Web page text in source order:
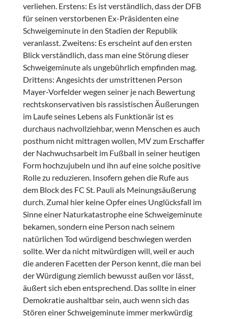
verliehen. Erstens: Es ist verständlich, dass der DFB
für seinen verstorbenen Ex-Präsidenten eine
Schweigeminute in den Stadien der Republik
veranlasst. Zweitens: Es erscheint auf den ersten
Blick verständlich, dass man eine Störung dieser
Schweigeminute als ungebührlich empfinden mag.
Drittens: Angesichts der umstrittenen Person
Mayer-Vorfelder wegen seiner je nach Bewertung
rechtskonservativen bis rassistischen Äußerungen
im Laufe seines Lebens als Funktionär ist es
durchaus nachvollziehbar, wenn Menschen es auch
posthum nicht mittragen wollen, MV zum Erschaffer
der Nachwuchsarbeit im Fußball in seiner heutigen
Form hochzujubeln und ihn auf eine solche positive
Rolle zu reduzieren. Insofern gehen die Rufe aus
dem Block des FC St. Pauli als Meinungsäußerung
durch. Zumal hier keine Opfer eines Unglücksfall im
Sinne einer Naturkatastrophe eine Schweigeminute
bekamen, sondern eine Person nach seinem
natürlichen Tod würdigend beschwiegen werden
sollte. Wer da nicht mitwürdigen will, weil er auch
die anderen Facetten der Person kennt, die man bei
der Würdigung ziemlich bewusst außen vor lässt,
äußert sich eben entsprechend. Das sollte in einer
Demokratie aushaltbar sein, auch wenn sich das
Stören einer Schweigeminute immer merkwürdig